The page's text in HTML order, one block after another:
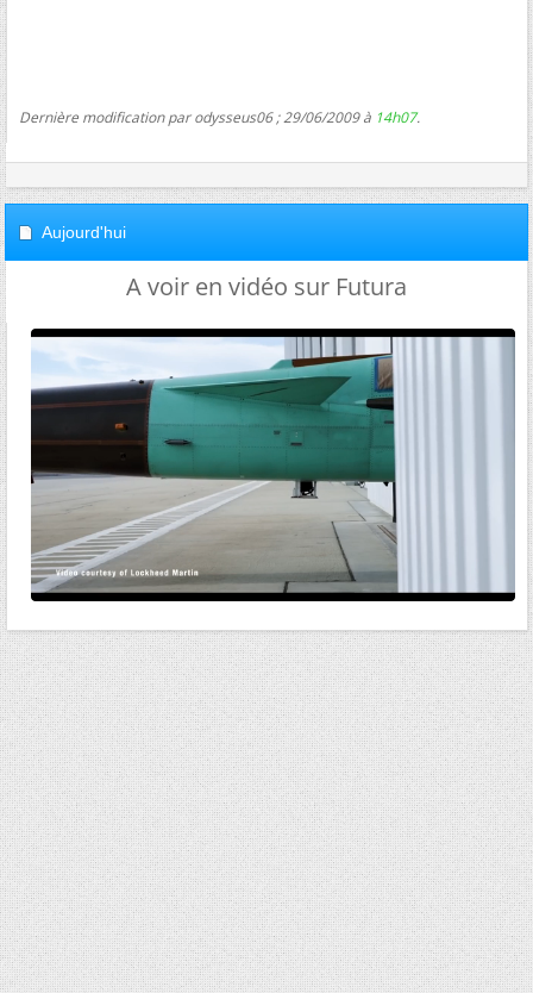
Dernière modification par odysseus06 ; 29/06/2009 à 14h07.
Aujourd'hui
A voir en vidéo sur Futura